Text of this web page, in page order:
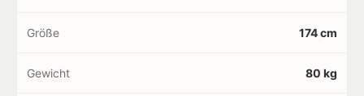
Größe 174 cm
Gewicht 80 kg